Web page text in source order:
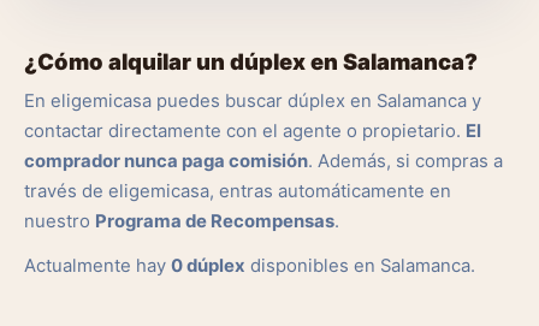
¿Cómo alquilar un dúplex en Salamanca?
En eligemicasa puedes buscar dúplex en Salamanca y
contactar directamente con el agente o propietario. El
comprador nunca paga comisión. Además, si compras a
través de eligemicasa, entras automáticamente en
nuestro Programa de Recompensas.
Actualmente hay 0 dúplex disponibles en Salamanca.